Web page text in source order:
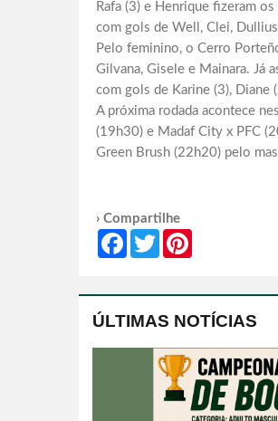
Rafa (3) e Henrique fizeram
com gols de Well, Clei,
Pelo feminino, o Cerro
Gilvana, Gisele e Mainara. Já
com gols de Karine (3), Diane
A próxima rodada acontece
(19h30) e Madaf City x PFC
Green Brush (22h20) pelo
› Compartilhe
FacebookTwitter
ÚLTIMAS NOTÍCIAS